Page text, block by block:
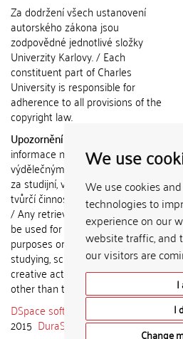
We use
We use cookies
technologies to
experience on our
website traffic, and
our visitors are
I
I
Change
Za dodržení všech ustanovení
autorského zákona jsou
zodpovědné jednotlivé složky
Univerzity Karlovy. / Each
constituent part of Charles
University is responsible for
adherence to all provisions of the
copyright law.
Upozornění / Notice:
informace nemohou být použity k
výdělečným účelům nebo vydávány
za studijní, vědeckou nebo jinou
tvůrčí činnost jiné osoby než autora.
/ Any retrieved information shall not
be used for any commercial
purposes or claimed as results of
studying, scientific or any other
creative activities of any person
other than the author.
DSpace software
2015 DuraSpace